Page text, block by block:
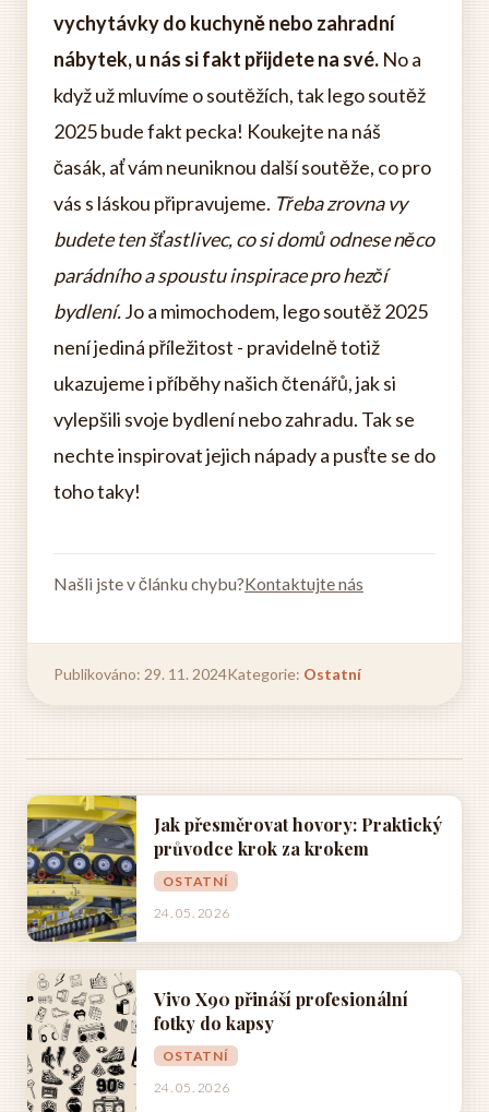
vychytávky do kuchyně nebo zahradní
nábytek, u nás si fakt přijdete na své. No a
když už mluvíme o soutěžích, tak lego soutěž
2025 bude fakt pecka! Koukejte na náš
časák, ať vám neuniknou další soutěže, co pro
vás s láskou připravujeme. Třeba zrovna vy
budete ten šťastlivec, co si domů odnese něco
parádního a spoustu inspirace pro hezčí
bydlení.Jo a mimochodem, lego soutěž 2025
není jediná příležitost - pravidelně totiž
ukazujeme i příběhy našich čtenářů, jak si
vylepšili svoje bydlení nebo zahradu. Tak se
nechte inspirovat jejich nápady a pusťte se do
toho taky!
Našli jste v článku chybu?Kontaktujte nás
Publikováno: 29. 11. 2024Kategorie: Ostatní
Jak přesměrovat hovory: Praktický
průvodce krok za krokem
OSTATNÍ
24. 05. 2026
Vivo X90 přináší profesionální
fotky do kapsy
OSTATNÍ
24. 05. 2026